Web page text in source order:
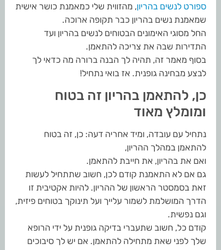
ספורט לנשים בהריון, מהזווית שלי כמאמנת כושר אישית
שמאמנת נשים בהריון כבר תקופה ארוכה.
החל מסוגי האימונים הבטוחים לנשים בהריון ועד
התדירות שבה את צריכה להתאמן.
בסוף מאמר זה, תהיה לך הבנה ברורה מה כדאי לך
לבצע מבחינה גופנית. אז בואי נתחיל!
כן, להתאמן בהריון זה בטוח
ומומלץ מאוד
נתחיל עם עובדה, ומיד אחריה דעה: כן, זה בטוח
להתאמן במהלך ההריון,
ואם את בהריון, את חייבת להתאמן.
גם אם לא התאמנת קודם לכן, חשוב שתתחיל לעשות
זאת בסמסטר הראשון של ההריון. להיות אקטיבית זו
הדרך המושלמת לשמור עלייך ועל תינוקך בטוחים פיזית,
וגם נפשית.
קודם כל, חשוב שתעברי בדיקה גופנית על ידי הרופא
שלך לפני שאת מתחילה להתאמן. אם יש לך סיבוכים